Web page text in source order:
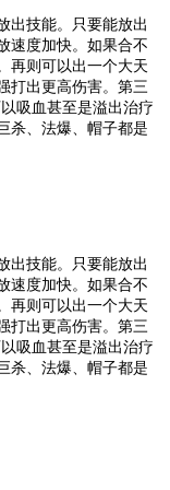
出技能。只要能放出
速度加快。如果合不
再则可以出一个大天
打出更高伤害。第三
以吸血甚至是溢出治疗
杀、法爆、帽子都是
出技能。只要能放出
速度加快。如果合不
再则可以出一个大天
打出更高伤害。第三
以吸血甚至是溢出治疗
杀、法爆、帽子都是